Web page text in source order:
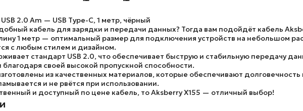
2.0 Am — USB Type-C, 1 метр, чёрный
кабель для зарядки и передачи данных? Тогда вам подойдёт кабель
1 метр — оптимальный размер для подключения устройств на небольшом
с любым стилем и дизайном.
стандарт USB 2.0, что обеспечивает быструю и стабильную передачу
своей высокой пропускной способности.
из качественных материалов, которые обеспечивают
и не рвётся при использовании.
и доступный по цене кабель, то Aksberry X155 — отличный выбор!